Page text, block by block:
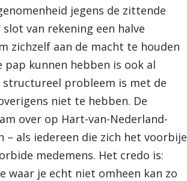
jegens de zittende
van rekening een halve
zichzelf aan de macht te houden
kunnen hebben is ook al
probleem is met de
niet te hebben. De
over op Hart-van-Nederland-
– als iedereen die zich het voorbije
medemens. Het credo is:
je echt niet omheen kan zo